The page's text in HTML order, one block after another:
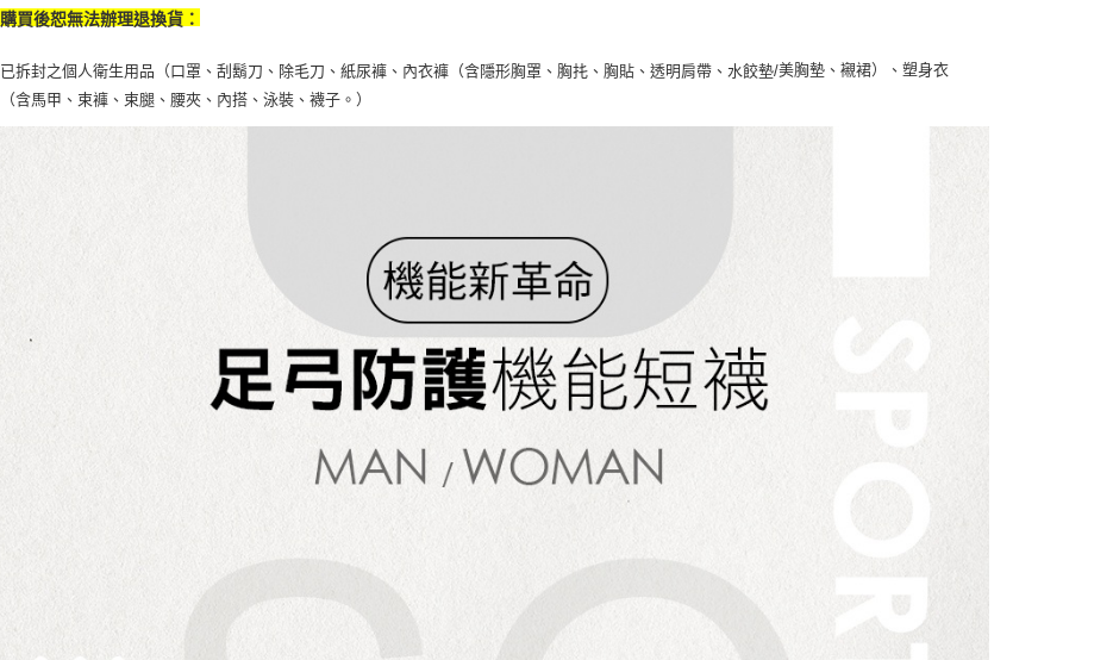
購買後恕無法辦理退換貨：
已拆封之個人衛生用品（口罩、刮鬍刀、除毛刀、紙尿褲、內衣褲（含隱形胸罩、胸扥、胸貼、透明肩帶、水餃墊/美胸墊、襯裙）、塑身衣
（含馬甲、束褲、束腿、腰夾、內搭、泳裝、襪子。）